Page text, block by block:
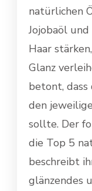
natürlichen
Jojobaöl
Haar
Glanz
betont,
den
sollte. Der
die Top 5
beschreibt
glänzendes